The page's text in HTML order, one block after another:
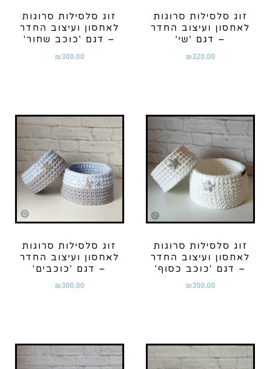
זוג סלסילות סרוגות
לאחסון ועיצוב החדר
– דגם 'שי'
₪320.00
זוג סלסילות סרוגות
לאחסון ועיצוב החדר
– דגם 'כוכב שחור'
₪300.00
זוג סלסילות סרוגות
לאחסון ועיצוב החדר
– דגם 'כוכב כסוף'
₪300.00
זוג סלסילות סרוגות
לאחסון ועיצוב החדר
– דגם 'כוכבים'
₪300.00